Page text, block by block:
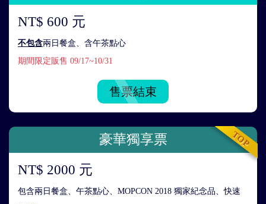
NT$ 600 元
不包含兩日餐盒、含午茶點心
期間限定販售 09/17~10/31
售票結束
TOP
豪華獨享票
NT$ 2000 元
包含兩日餐盒、午茶點心、MOPCON 2018 獨家紀念品、快速